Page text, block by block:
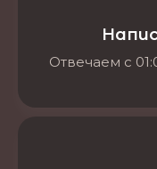
Отвечаем с